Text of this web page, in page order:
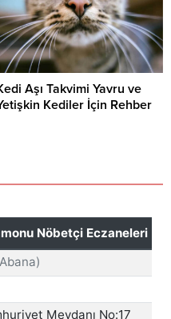
Aşı Takvimi Yavru ve
Kediler İçin Rehber